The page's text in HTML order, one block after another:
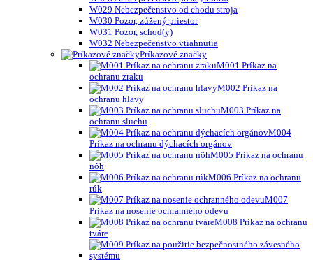
W029 Nebezpečenstvo od chodu stroja
W030 Pozor, zúžený priestor
W031 Pozor, schod(y)
W032 Nebezpečenstvo vtiahnutia
Príkazové značky
M001 Príkaz na
ochranu zraku
M002 Príkaz na
ochranu hlavy
M003 Príkaz na
ochranu sluchu
M004
Príkaz na ochranu dýchacích orgánov
M005 Príkaz na ochranu
nôh
M006 Príkaz na ochranu
rúk
M007
Príkaz na nosenie ochranného odevu
M008 Príkaz na ochranu
tváre